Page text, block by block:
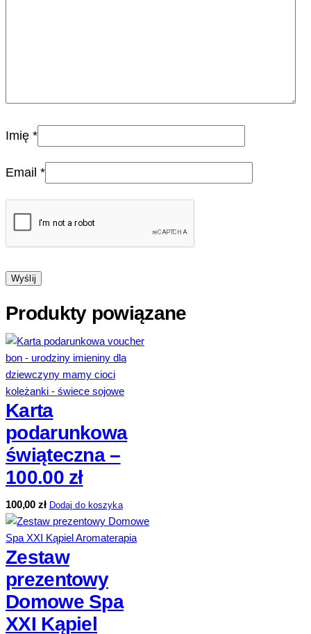
Imię *
Email *
Produkty powiązane
Karta
podarunkowa
świąteczna –
100.00 zł
100,00 zł Dodaj do koszyka
Zestaw
prezentowy
Domowe Spa
XXI Kąpiel